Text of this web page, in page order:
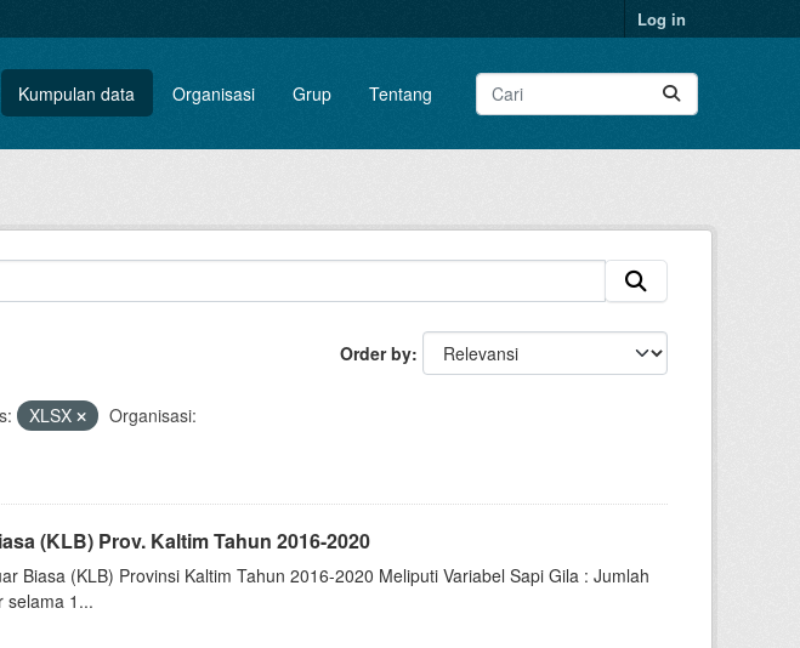
Log in
Kumpulan data Organisasi Grup Tentang
Order by
XLSX
Organisasi:
(KLB) Prov. Kaltim Tahun 2016-2020
Biasa (KLB) Provinsi Kaltim Tahun 2016-2020 Meliputi Variabel Sapi Gila : Jumlah
selama 1...